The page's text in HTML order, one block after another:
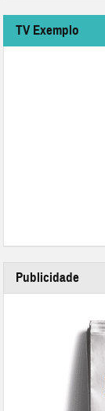
TV Exemplo
Publicidade